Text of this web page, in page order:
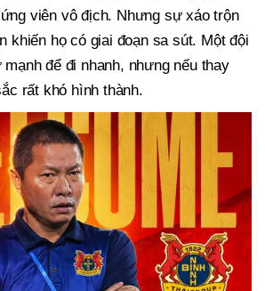
viên vô địch. Nhưng sự xáo trộn
khiến họ có giai đoạn sa sút. Một đội
để đi nhanh, nhưng nếu thay
rất khó hình thành.